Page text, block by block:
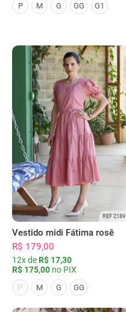
P M G GG G1
REF 2189
Vestido midi Fátima rosê
R$ 179,00
12x de R$ 17,30
R$ 175,00 no PIX
P
M G GG